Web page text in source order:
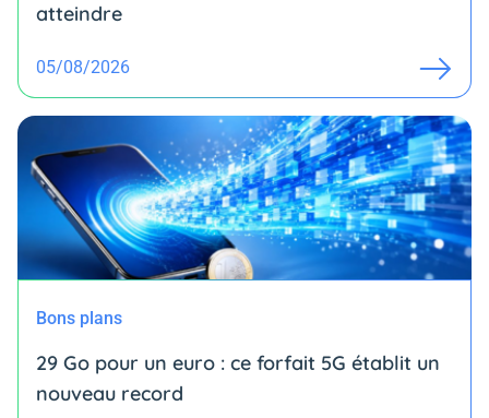
atteindre
05/08/2026
Bons plans
29 Go pour un euro : ce forfait 5G établit un
nouveau record